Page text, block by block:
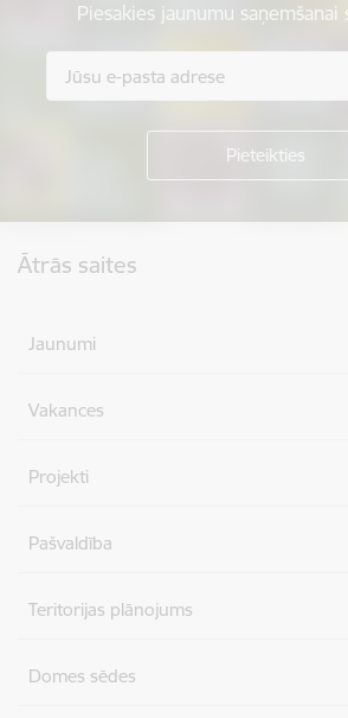
Piesakies jaunumu saņemšanai
Ātrās saites
Jaunumi
Vakances
Projekti
Pašvaldība
Teritorijas plānojums
Domes sēdes